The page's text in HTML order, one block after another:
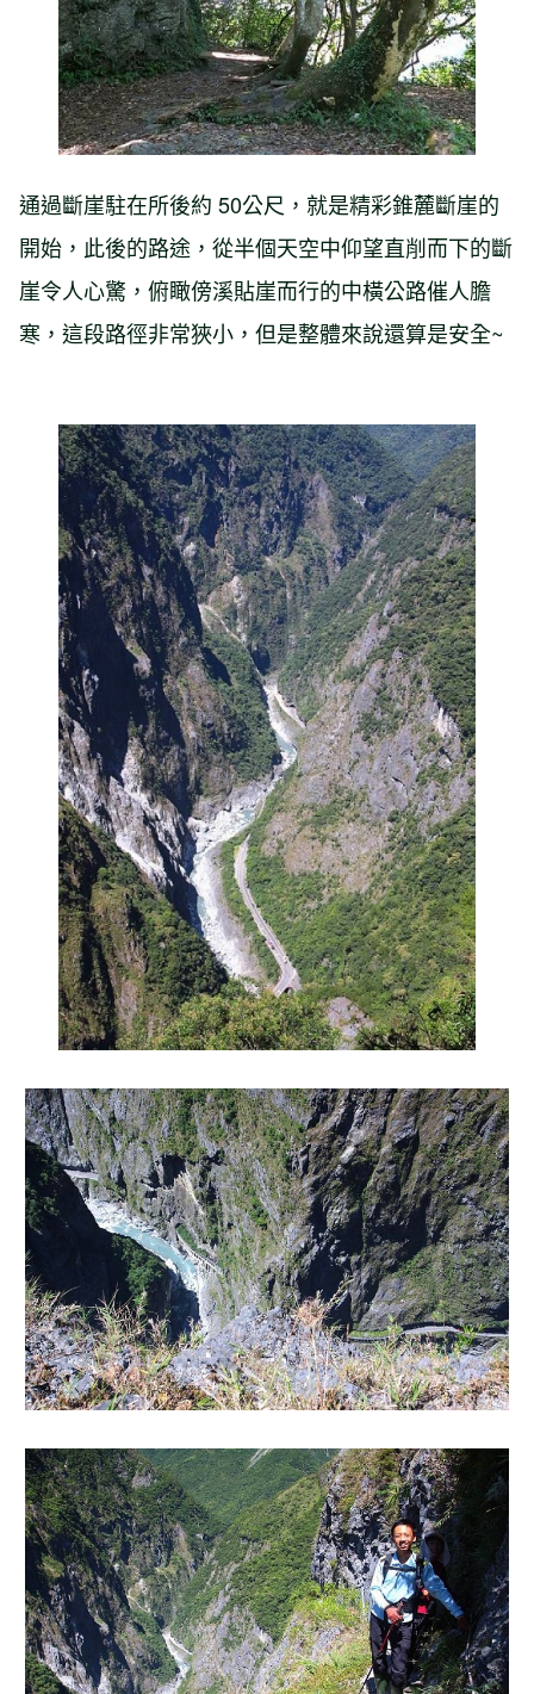
通過斷崖駐在所後約 50公尺，就是精彩錐麓斷崖的
開始，此後的路途，從半個天空中仰望直削而下的斷
崖令人心驚，俯瞰傍溪貼崖而行的中橫公路催人膽
寒，這段路徑非常狹小，但是整體來說還算是安全~